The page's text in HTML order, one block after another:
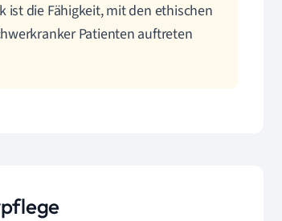
ist die Fähigkeit, mit den ethischen
Patienten auftreten